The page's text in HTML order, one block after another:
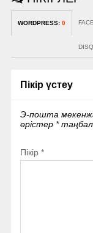
WORDPRESS: 0
Пікір үстеу
Э-пошта
өрістер *
Пікір *